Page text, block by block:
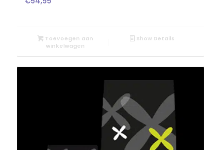
Toevoegen aan
winkelwagen
Show Details